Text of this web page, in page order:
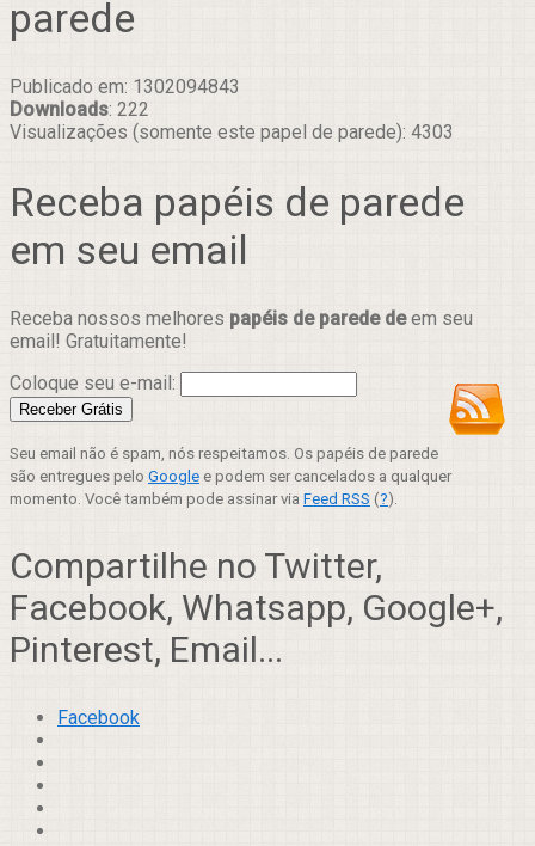
parede
Publicado em: 1302094843
Downloads: 222
Visualizações (somente este papel de parede): 4303
Receba papéis de parede
em seu email
Receba nossos melhores papéis de parede deem seu
email! Gratuitamente!
Coloque seu e-mail:
Seu email não é spam, nós respeitamos. Os papéis de parede
são entregues pelo Google e podem ser cancelados a qualquer
momento. Você também pode assinar via Feed RSS (?).
Compartilhe no Twitter,
Facebook, Whatsapp, Google+,
Pinterest, Email...
Facebook